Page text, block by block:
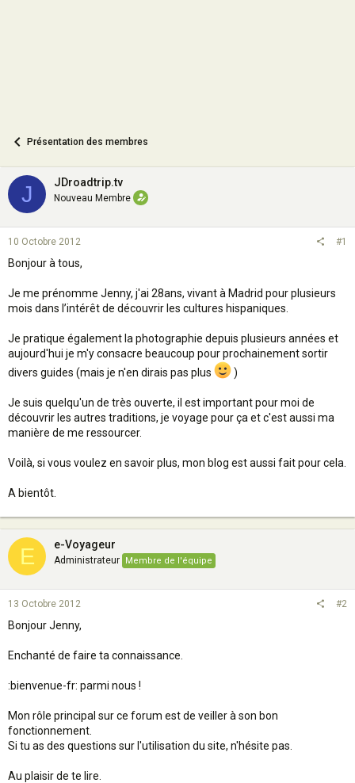
Présentation des membres
J JDroadtrip.tv
Nouveau Membre
10 Octobre 2012 #1
Bonjour à tous,
Je me prénomme Jenny, j'ai 28ans, vivant à Madrid pour plusieurs
mois dans l’intérêt de découvrir les cultures hispaniques.
Je pratique également la photographie depuis plusieurs années et
aujourd'hui je m'y consacre beaucoup pour prochainement sortir
divers guides (mais je n'en dirais pas plus
)
Je suis quelqu'un de très ouverte, il est important pour moi de
découvrir les autres traditions, je voyage pour ça et c'est aussi ma
manière de me ressourcer.
Voilà, si vous voulez en savoir plus, mon blog est aussi fait pour cela.
A bientôt.
E e-Voyageur
Administrateur Membre de l'équipe
13 Octobre 2012 #2
Bonjour Jenny,
Enchanté de faire ta connaissance.
:bienvenue-fr: parmi nous !
Mon rôle principal sur ce forum est de veiller à son bon
fonctionnement.
Si tu as des questions sur l'utilisation du site, n'hésite pas.
Au plaisir de te lire.